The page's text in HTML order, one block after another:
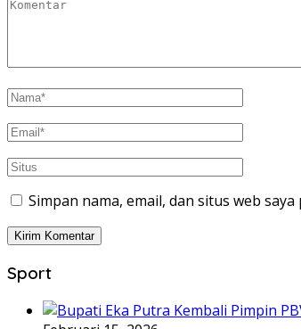
Simpan nama, email, dan situs web
Sport